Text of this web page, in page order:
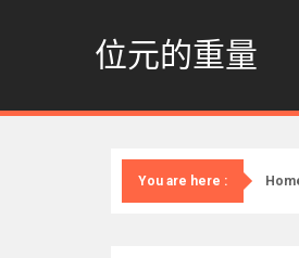
位元的重量
You are here :